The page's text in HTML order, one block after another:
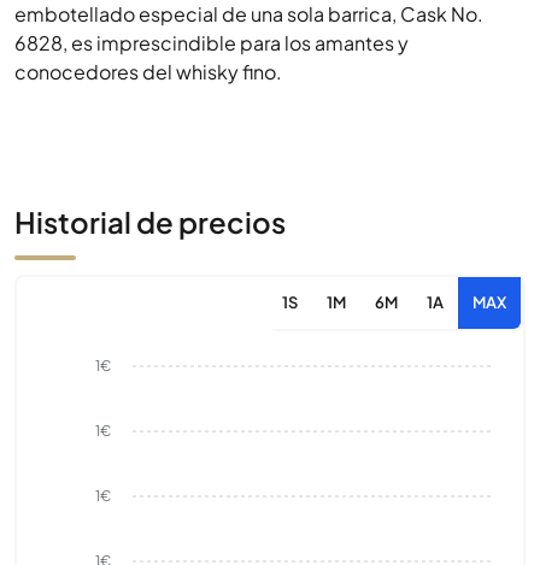
embotellado especial de una sola barrica, Cask No.
6828, es imprescindible para los amantes y
conocedores del whisky fino.
Historial de precios
1S 1M 6M 1A MAX
1€
1€
1€
1€